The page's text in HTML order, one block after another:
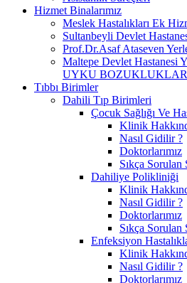
Hizmet Binalarımız
Meslek Hastalıkları Ek
Sultanbeyli Devlet
Prof.Dr.Asaf Ataseven
Maltepe Devlet Hastanesi
UYKU
Tıbbı Birimler
Dahili Tıp Birimleri
Çocuk Sağlığı Ve
Klinik
Nasıl Gidilir ?
Doktorlarımız
Sıkça Sorulan
Dahiliye Polikliniği
Klinik
Nasıl Gidilir ?
Doktorlarımız
Sıkça Sorulan
Enfeksiyon
Klinik
Nasıl Gidilir ?
Doktorlarımız